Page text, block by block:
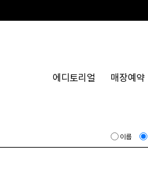
에디토리얼 매장예약
이름